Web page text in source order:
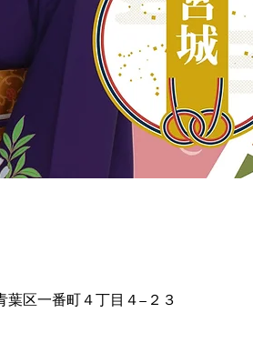
葉区一番町４丁目４−２３